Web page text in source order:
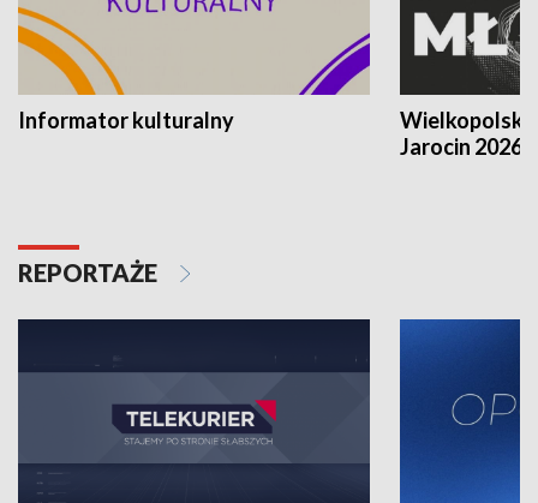
Informator kulturalny
Jarocin 2026
REPORTAŻE